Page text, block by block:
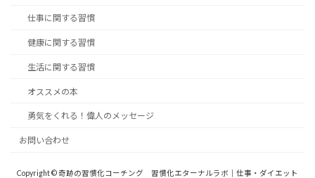
仕事に関する習慣
健康に関する習慣
生活に関する習慣
オススメの本
勇気をくれる！偉人のメッセージ
お問い合わせ
Copyright © 奇跡の習慣化コーチング 習慣化エターナルラボ｜仕事・ダイエット